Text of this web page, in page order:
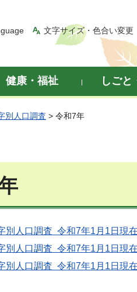
文字サイズ・色合い変更
健康・福祉 しごと
別人口調査 > 令和7年
別人口調査 令和7年1月1日現
別人口調査 令和7年1月1日現
別人口調査 令和7年1月1日現